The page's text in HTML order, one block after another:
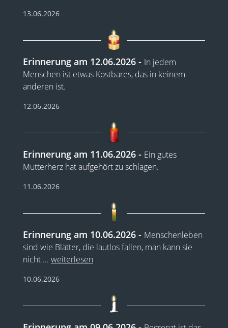
13.06.2026
Erinnerung am 12.06.2026
In jedem
Menschen ist etwas Kostbares, das in keinem
anderen ist.
12.06.2026
Erinnerung am 11.06.2026
Ein gutes
Mutterherz hat aufgehört zu schlagen.
11.06.2026
Erinnerung am 10.06.2026
Menschenleben
sind wie Blätter, die lautlos fallen, man kann sie
nicht ... weiterlesen
10.06.2026